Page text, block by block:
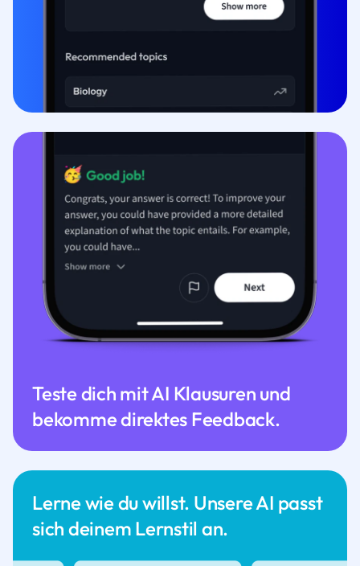
Lerne wie du willst. Unsere AI passt
sich deinem Lernstil an.
Teste dich mit AI Klausuren und
bekomme direktes Feedback.